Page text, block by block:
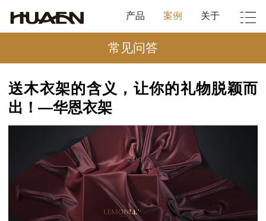
产品 案例 关于
常见问答
送木衣架的含义，让你的礼物脱颖而
出！—华恩衣架